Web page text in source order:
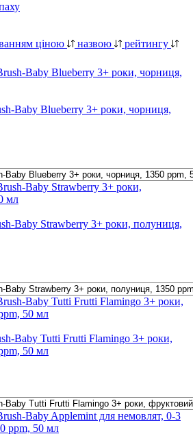
ціною назвою
рейтингу
Baby Blueberry 3+ роки, чорниця,
Baby Strawberry 3+ роки, полуниця,
Baby Tutti Frutti Flamingo 3+ роки,
50 мл